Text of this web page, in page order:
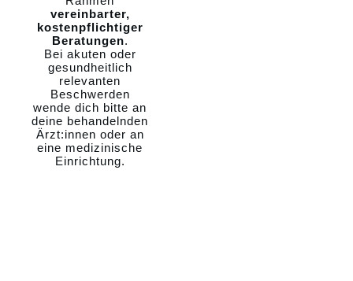
vereinbarter,
kostenpflichtiger
Beratungen.
Bei akuten oder
gesundheitlich
relevanten
Beschwerden
wende dich bitte an
deine behandelnden
Ärzt:innen oder an
eine medizinische
Einrichtung.